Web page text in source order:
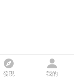
發現 我的